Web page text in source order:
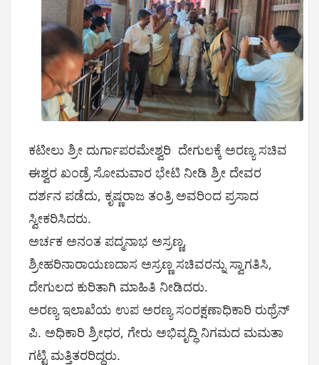
ಕಟೀಲು ಶ್ರೀ ದುರ್ಗಾಪರಮೇಶ್ವರಿ ದೇಗುಲಕ್ಕೆ ಅರಣ್ಯ ಸಚಿವ
ಈಶ್ವರ ಖಂಡ್ರೆ ಸೋಮವಾರ ಭೇಟಿ ನೀಡಿ ಶ್ರೀ ದೇವರ
ದರ್ಶನ ಪಡೆದು, ಕೃಷ್ಣರಾಜ ತಂತ್ರಿ ಅವರಿಂದ ಪ್ರಸಾದ
ಸ್ವೀಕರಿಸಿದರು.
ಅರ್ಚಕ ಅನಂತ ಪದ್ಮನಾಭ ಅಸ್ರಣ್ಣ,
ಶ್ರೀಹರಿನಾರಾಯಣದಾಸ ಅಸ್ರಣ್ಣ ಸಚಿವರನ್ನು ಸ್ವಾಗತಿಸಿ,
ದೇಗುಲದ ಕುರಿತಾಗಿ ಮಾಹಿತಿ ನೀಡಿದರು.
ಅರಣ್ಯ ಇಲಾಖೆಯ ಉಪ ಅರಣ್ಯ ಸಂರಕ್ಷಣಾಧಿಕಾರಿ ರುಥ್ರೆನ್
ಪಿ. ಅಧಿಕಾರಿ ಶ್ರೀಧರ, ಗೇರು ಅಭಿವೃದ್ಧಿ ನಿಗಮದ ಮಮತಾ
ಗಟ್ಟಿ ಮತ್ತಿತರರಿದ್ದರು.